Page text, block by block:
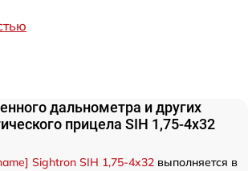
дальнометра и других
прицела SIH 1,75-4x32
Sightron SIH 1,75-4x32 выполняется в